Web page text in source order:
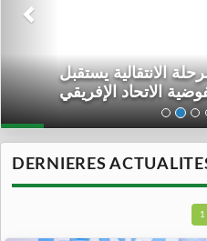
الانتقالية يستقبل
الاتحاد الإفريقي
DERNIERES
1